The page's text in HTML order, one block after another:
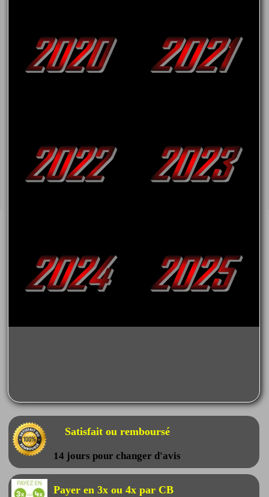
Satisfait ou remboursé
14 jours pour changer d'avis
Payer en 3x ou 4x par CB